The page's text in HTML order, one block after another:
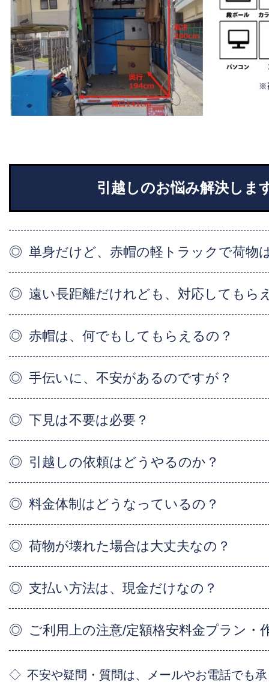
引越しのお悩み解決しま
単身だけど、赤帽の軽トラックで荷物
遠い長距離だけれども、対応してもら
赤帽は、何でもしてもらえるの？
手伝いに、不安があるのですが？
下見は不要は必要？
引越しの依頼はどうやるのか？
料金体制はどうなっているの？
荷物が壊れた場合は大丈夫なの？
支払い方法は、現金だけなの？
ご利用上の注意/定額格安料金プラン・
不安や疑問・質問は、メールやお電話でも